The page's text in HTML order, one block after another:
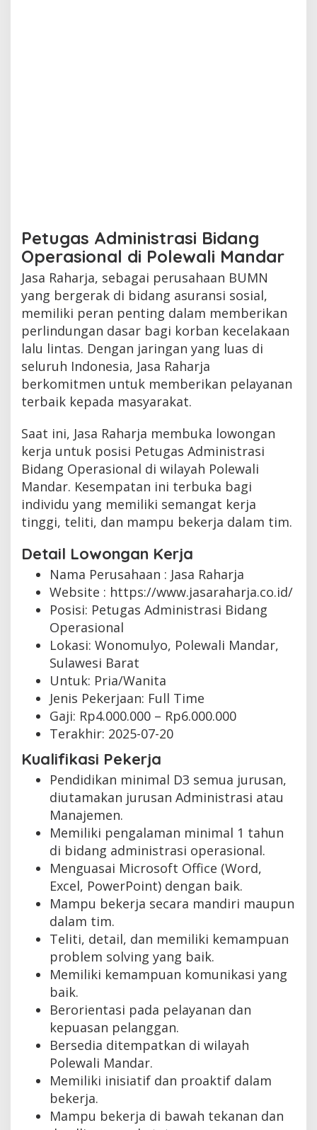
Petugas Administrasi Bidang
Operasional di Polewali Mandar
Jasa Raharja, sebagai perusahaan BUMN
yang bergerak di bidang asuransi sosial,
memiliki peran penting dalam memberikan
perlindungan dasar bagi korban kecelakaan
lalu lintas. Dengan jaringan yang luas di
seluruh Indonesia, Jasa Raharja
berkomitmen untuk memberikan pelayanan
terbaik kepada masyarakat.
Saat ini, Jasa Raharja membuka lowongan
kerja untuk posisi Petugas Administrasi
Bidang Operasional di wilayah Polewali
Mandar. Kesempatan ini terbuka bagi
individu yang memiliki semangat kerja
tinggi, teliti, dan mampu bekerja dalam tim.
Detail Lowongan Kerja
Nama Perusahaan : Jasa Raharja
Website : https://www.jasaraharja.co.id/
Posisi: Petugas Administrasi Bidang
Operasional
Lokasi: Wonomulyo, Polewali Mandar,
Sulawesi Barat
Untuk: Pria/Wanita
Jenis Pekerjaan: Full Time
Gaji: Rp4.000.000 – Rp6.000.000
Terakhir: 2025-07-20
Kualifikasi Pekerja
Pendidikan minimal D3 semua jurusan,
diutamakan jurusan Administrasi atau
Manajemen.
Memiliki pengalaman minimal 1 tahun
di bidang administrasi operasional.
Menguasai Microsoft Office (Word,
Excel, PowerPoint) dengan baik.
Mampu bekerja secara mandiri maupun
dalam tim.
Teliti, detail, dan memiliki kemampuan
problem solving yang baik.
Memiliki kemampuan komunikasi yang
baik.
Berorientasi pada pelayanan dan
kepuasan pelanggan.
Bersedia ditempatkan di wilayah
Polewali Mandar.
Memiliki inisiatif dan proaktif dalam
bekerja.
Mampu bekerja di bawah tekanan dan